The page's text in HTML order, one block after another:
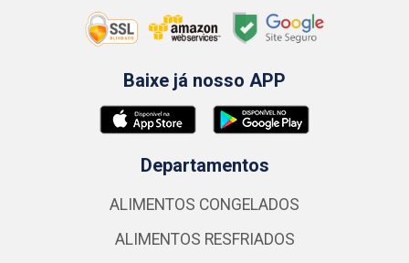
Baixe já nosso APP
Departamentos
ALIMENTOS CONGELADOS
ALIMENTOS RESFRIADOS